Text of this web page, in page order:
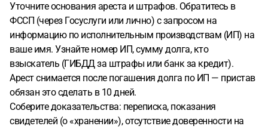
Уточните основания ареста и штрафов. Обратитесь в
ФССП (через Госуслуги или лично) с запросом на
информацию по исполнительным производствам (ИП) на
ваше имя. Узнайте номер ИП, сумму долга, кто
взыскатель (ГИБДД за штрафы или банк за кредит).
Арест снимается после погашения долга по ИП — пристав
обязан это сделать в 10 дней.
Соберите доказательства: переписка, показания
свидетелей (о «хранении»), отсутствие доверенности на